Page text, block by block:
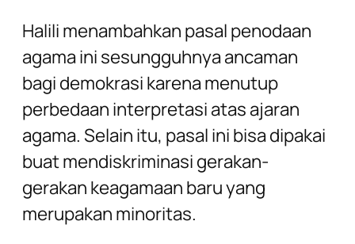
Halili menambahkan pasal penodaan
agama ini sesungguhnya ancaman
bagi demokrasi karena menutup
perbedaan interpretasi atas ajaran
agama. Selain itu, pasal ini bisa dipakai
buat mendiskriminasi gerakan-
gerakan keagamaan baru yang
merupakan minoritas.